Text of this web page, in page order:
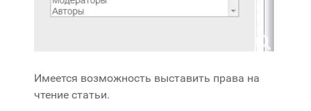
Имеется возможность выставить права на
чтение статьи.